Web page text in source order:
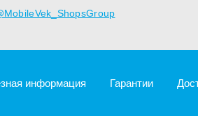
информация Гарантии